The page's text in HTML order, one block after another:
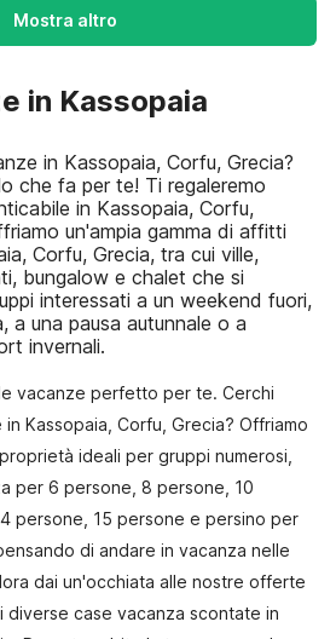
Mostra altro
in Kassopaia
in Kassopaia, Corfu, Grecia?
che fa per te! Ti regaleremo
in Kassopaia, Corfu,
un'ampia gamma di affitti
Corfu, Grecia, tra cui ville,
bungalow e chalet che si
interessati a un weekend fuori,
a una pausa autunnale o a
invernali.
vacanze perfetto per te. Cerchi
Kassopaia, Corfu, Grecia? Offriamo
ideali per gruppi numerosi,
per 6 persone, 8 persone, 10
persone, 15 persone e persino per
di andare in vacanza nelle
dai un'occhiata alle nostre offerte
diverse case vacanza scontate in